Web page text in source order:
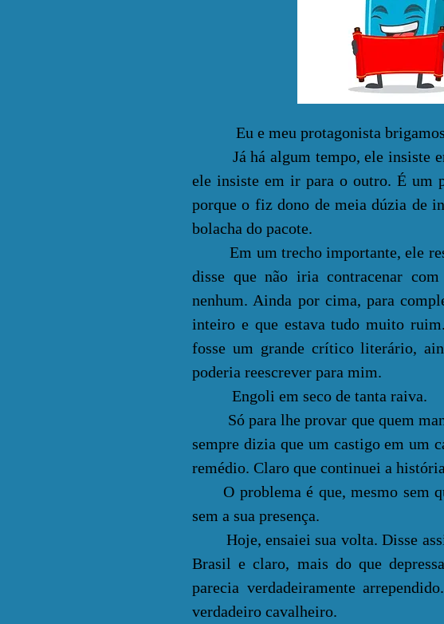
Eu e meu protagonista
Já há algum tempo, ele insiste em
ele insiste em ir para o outro. É um
porque o fiz dono de meia dúzia de
bolacha do pacote.
Em um trecho importante, ele
disse que não iria contracenar
nenhum. Ainda por cima, para
inteiro e que estava tudo muito
fosse um grande crítico literário,
poderia reescrever para mim.
Engoli em seco de tanta raiva.
Só para lhe provar que quem
sempre dizia que um castigo em um
remédio. Claro que continuei a
O problema é que, mesmo sem
sem a sua presença.
Hoje, ensaiei sua volta. Disse
Brasil e claro, mais do que
parecia verdadeiramente
verdadeiro cavalheiro.